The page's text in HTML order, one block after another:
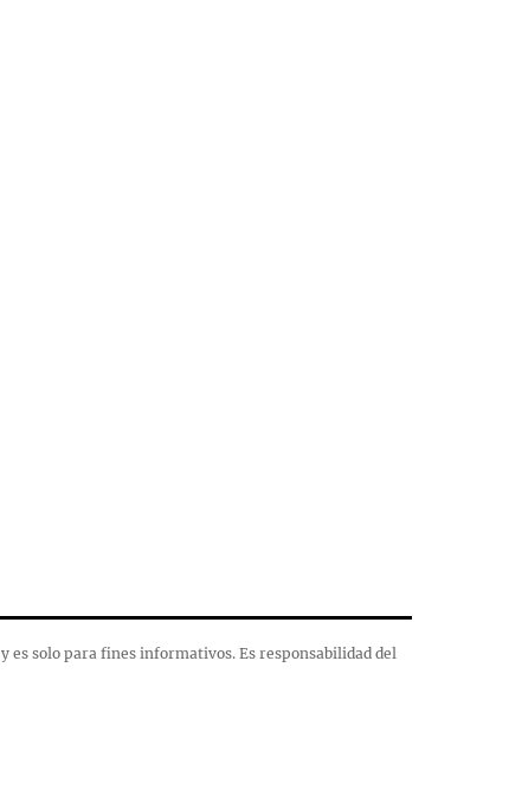
es solo para fines informativos. Es responsabilidad del